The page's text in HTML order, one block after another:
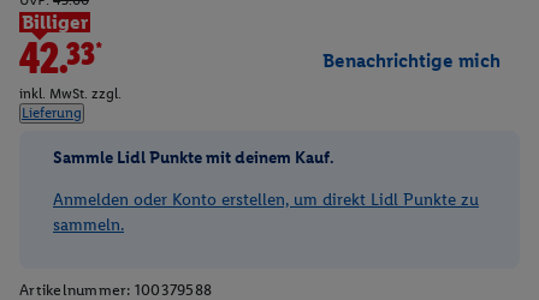
Billiger
42.33*
inkl. MwSt. zzgl.
Lieferung
Benachrichtige mich
Sammle Lidl Punkte mit deinem Kauf.
Anmelden oder Konto erstellen, um direkt Lidl Punkte zu
sammeln.
Artikelnummer: 100379588